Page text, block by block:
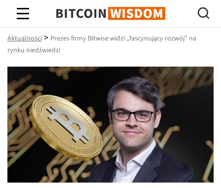
Mądrość Bitcoina
Aktualności > Prezes firmy Bitwise widzi „fascynujący rozwój” na
rynku niedźwiedzi